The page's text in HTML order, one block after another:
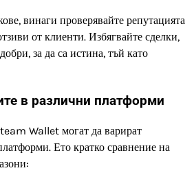
винаги проверявайте репутацията
от клиенти. Избягвайте сделки,
за да са истина, тъй като
в различни платформи
Wallet могат да варират
Ето кратко сравнение на